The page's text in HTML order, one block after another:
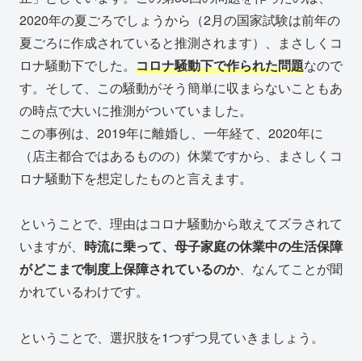
2020年の夏ごろでしょうから（2月の国家試験は前年の
夏ごろに作成されていると推測されます）、まさしくコ
ロナ騒動下でした。 コロナ騒動下で作られた問題なので
す。そして、この騒動がそう簡単に収まらないこともあ
の時点で大いに推測がついていました。
この事例は、2019年に離婚し、一年経て、2020年に
（店主都合ではあるものの）休業ですから、まさしくコ
ロナ騒動下を想定したものと言えます。
ということで、理由はコロナ騒動から敢えてズラされて
いますが、 時流に乗って、母子家庭の休業中の生活保障
がどこまで制度上保障されているのか、なんてことが聞
かれているわけです。
ということで、選択肢を1つずつ見ていきましょう。